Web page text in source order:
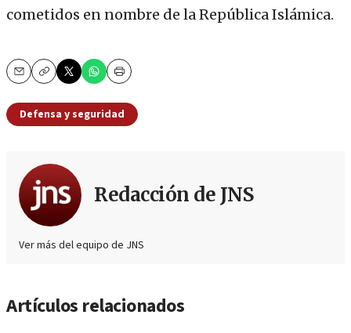
cometidos en nombre de la República Islámica.
EmailCopy Print
Defensa y seguridad
Redacción de JNS
Ver más del equipo de JNS
Artículos relacionados